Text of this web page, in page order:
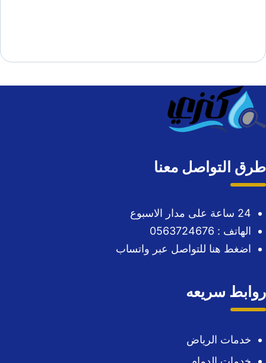
طرق التواصل معنا
24 ساعة على مدار الاسبوع
الهاتف : 0563724676
اضغط هنا للتواصل عبر واتساب
روابط سريعه
خدمات الرياض